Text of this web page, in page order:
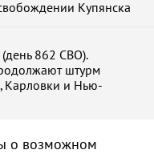
Купянска
862 СВО).
штурм
Карловки и Нью-
о возможном